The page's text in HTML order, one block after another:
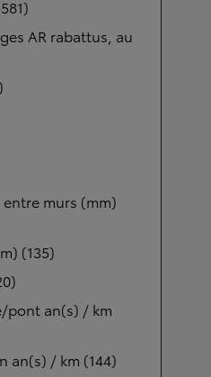
AR rabattus, au
murs (mm)
(135)
pont an(s) / km
an(s) / km (144)